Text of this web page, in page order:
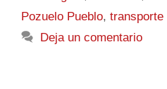
Pozuelo Pueblo, transporte
Deja un comentario